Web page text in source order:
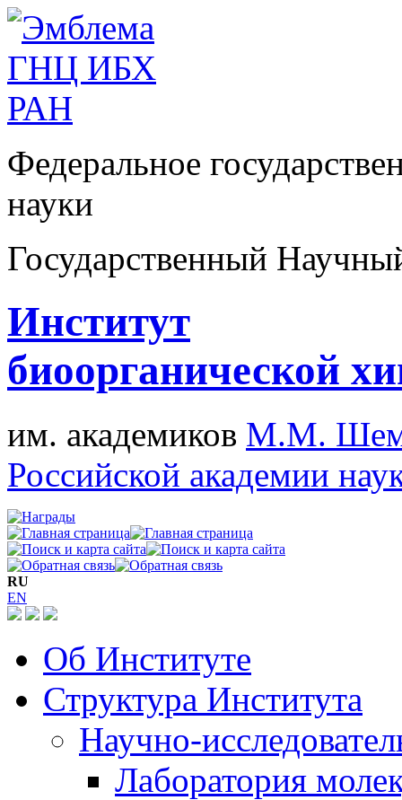
Федеральное
науки
Государственный
Институт
биоорганической
им. академиков М.М.
Российской академии
RU
EN
Об Институте
Структура Института
Научно-
Лаборатория